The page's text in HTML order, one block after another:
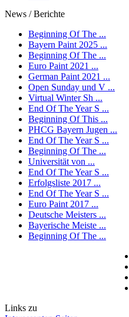
News / Berichte
Beginning Of The ...
Bayern Paint 2025 ...
Beginning Of The ...
Euro Paint 2021 ...
German Paint 2021 ...
Open Sunday und V ...
Virtual Winter Sh ...
End Of The Year S ...
Beginning Of This ...
PHCG Bayern Jugen ...
End Of The Year S ...
Beginning Of The ...
Universität von ...
End Of The Year S ...
Erfolgsliste 2017 ...
End Of The Year S ...
Euro Paint 2017 ...
Deutsche Meisters ...
Bayerische Meiste ...
Beginning Of The ...
Links zu